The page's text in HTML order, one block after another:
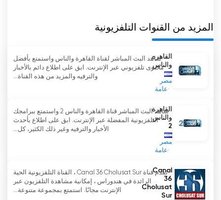
المزيد من القنوات التلفزيونية
القاهره
والناس
مصر
عامة
شاهد البث المباشر لقناة القاهرة والناس واستمتع بأفضل
محتوى تلفزيوني عبر الإنترنت. ابق على اطلاع دائم بالأخبار
والترفيه والمزيد من هذه القناة...
القاهرة
والناس
2
مصر
عامة
شاهد البث المباشر قناة القاهرة والناس 2 واستمتع ببرامجك
التلفزيونية المفضلة عبر الإنترنت. ابق على اطلاع بأحدث
الأخبار والترفيه وغير ذلك الكثير، كل...
Canal
36
Cholusat
Sur
تقدم قناة Canal 36 Cholusat Sur ، القناة التلفزيونية الحية
الرائدة في هندوراس ، إمكانية مشاهدة التلفزيون عبر
الإنترنت مجانًا. استمتع بمجموعة متنوعة...